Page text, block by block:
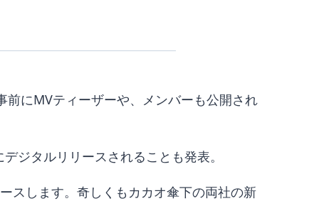
にMVティーザーや、メンバーも公開され
ジタルリリースされることも発表。
スします。奇しくもカカオ傘下の両社の新